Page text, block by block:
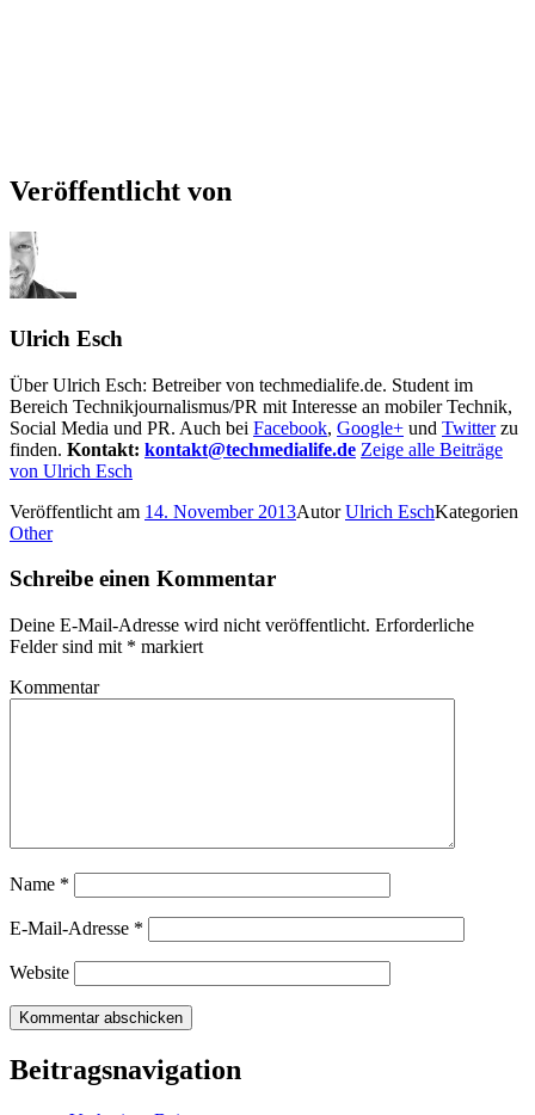
Veröffentlicht von
Ulrich Esch
Über Ulrich Esch: Betreiber von techmedialife.de. Student im
Bereich Technikjournalismus/PR mit Interesse an mobiler Technik,
Social Media und PR. Auch bei Facebook, Google+ und Twitterzu
finden. Kontakt: kontakt@techmedialife.de Zeige alle Beiträge
von Ulrich Esch
Veröffentlicht am 14. November 2013AutorUlrich EschKategorien
Other
Schreibe einen Kommentar
Deine E-Mail-Adresse wird nicht veröffentlicht. Erforderliche
Felder sind mit * markiert
Kommentar
Name *
E-Mail-Adresse *
Website
Beitragsnavigation